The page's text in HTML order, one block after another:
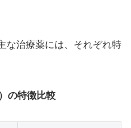
持続時間を実現。週末
な選択肢です。
時間を確認
な治療薬には、それぞれ特
の特徴比較